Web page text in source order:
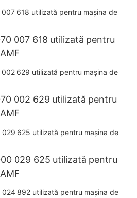
007 618 utilizată pentru
002 629 utilizată pentru
029 625 utilizată pentru